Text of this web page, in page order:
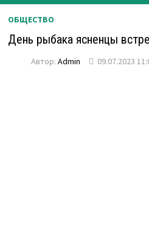
ОБЩЕСТВО
День рыбака ясненцы
Автор: Admin 09.07.2023